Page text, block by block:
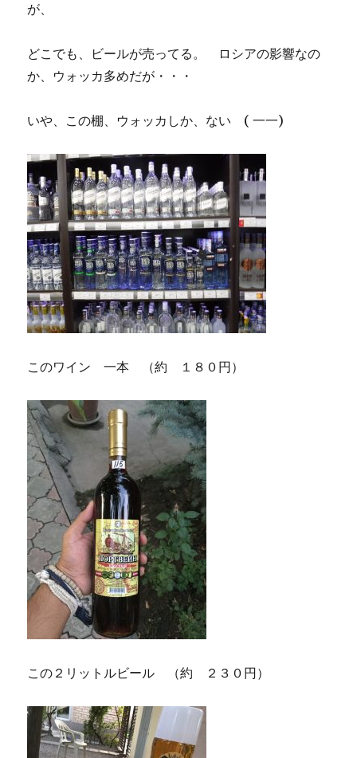
が、
どこでも、ビールが売ってる。 ロシアの影響なの
か、ウォッカ多めだが・・・
いや、この棚、ウォッカしか、ない ( 一一)
このワイン 一本 （約 １８０円）
この２リットルビール （約 ２３０円）